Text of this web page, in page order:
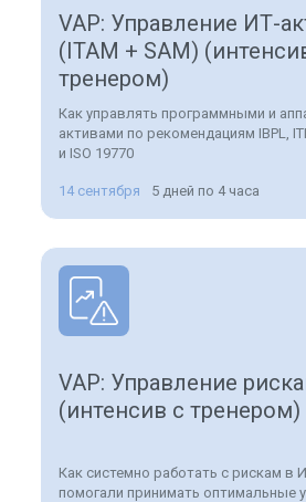
VAP: Управление ИТ-
(ITAM + SAM)
тренером)
Как управлять программными и
активами по рекомендациям IBPL,
и ISO 19770
14 сентября 5 дней по 4 часа
VAP: Управление
(интенсив с тренером)
Как системно работать с рискам в
помогали принимать оптимальные